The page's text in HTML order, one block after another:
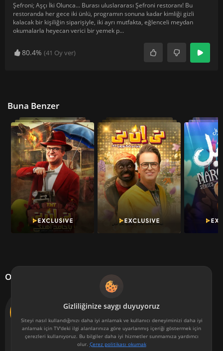
Şefroni; Aşçı İki Olunca... Burası uluslararası Şefroni restoranı! Bu
restoranda her gece iki ünlü, programın sonuna kadar kimliği gizli
kalacak bir kişiliğin siparişiyle, iki ayrı mutfakta, eğlenceli meydan
okumalarla heyecan verici bir yemek p...
80.4% (41 Oy ver)
Buna Benzer
Oyuncu kadrosu
Producer Director Host
Gizliliğinize saygı duyuyoruz
Siteyi nasıl kullandığınızı daha iyi anlamak ve kullanıcı deneyiminizi daha iyi
anlamak için TV'deki ilgi alanlarınıza göre uyarlanmış içeriği göstermek için
çerezleri kullanıyoruz. Bu bilgiler daha iyi hizmetler sunmamıza yardımcı
olur. Çerez politikası okumak